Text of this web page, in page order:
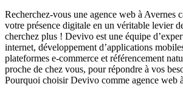
Recherchez-vous une agence web à Avernes
votre présence digitale en un véritable levier
cherchez plus ! Devivo est une équipe
internet, développement d’applications
plateformes e-commerce et référencement
proche de chez vous, pour répondre à vos
Pourquoi choisir Devivo comme agence web